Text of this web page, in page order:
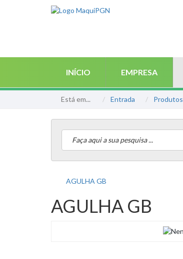
INÍCIO EMPRESA
Está em... Entrada Produtos
AGULHA GB
AGULHA GB